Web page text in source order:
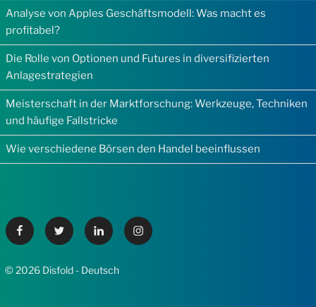
Analyse von Apples Geschäftsmodell: Was macht es
profitabel?
Die Rolle von Optionen und Futures in diversifizierten
Anlagestrategien
Meisterschaft in der Marktforschung: Werkzeuge, Techniken
und häufige Fallstricke
Wie verschiedene Börsen den Handel beeinflussen
FacebookTwitter LinkedinInstagram
© 2026 Disfold - Deutsch